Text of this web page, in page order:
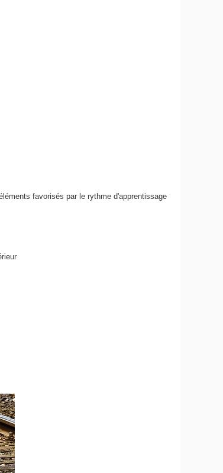
favorisés par le rythme d'apprentissage